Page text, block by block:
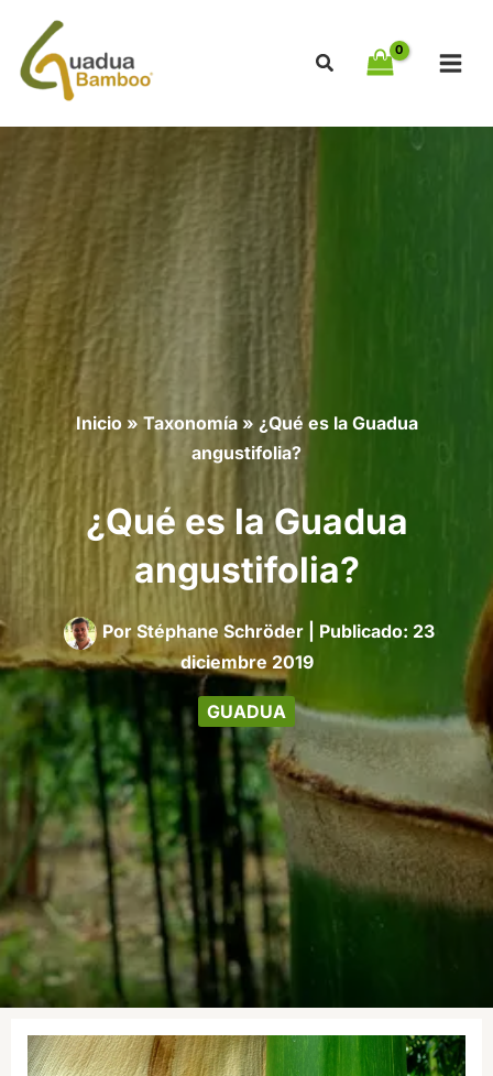
contenido
Inicio» Taxonomía» ¿Qué es la Guadua
angustifolia?
¿Qué es la Guadua
angustifolia?
Por Stéphane Schröder
23
diciembre 2019
GUADUA